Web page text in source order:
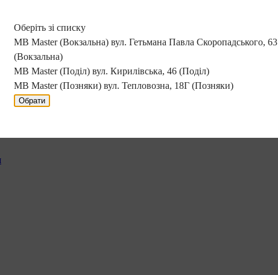
Оберіть зі списку
MB Master (Вокзальна) вул. Гетьмана Павла Скоропадського, 63
(Вокзальна)
MB Master (Поділ) вул. Кирилівська, 46 (Поділ)
MB Master (Позняки) вул. Тепловозна, 18Г (Позняки)
Обрати